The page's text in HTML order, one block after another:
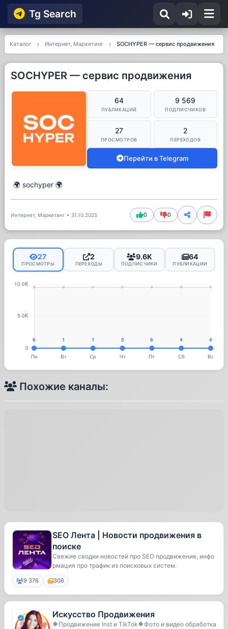
Tg Searсh
Каталог Интернет, Маркетинг SOCHYPER — сервис продвижения
SOCHYPER — сервис продвижения
64
ПУБЛИКАЦИЙ
9 569
ПОДПИСЧИКОВ
27
ПРОСМОТРОВ
2
ПЕРЕХОДОВ
Перейти в Telegram
🌍 sochyper 🌍
Интернет, Маркетинг • 31.10.2025 0 0
27
ПРОСМОТРЫ
2
ПЕРЕХОДЫ
9.6K
ПОДПИСЧИКИ
64
ПУБЛИКАЦИИ
Похожие каналы:
SEO Лента | Новости продвижения в
поиске
Свежие сводки новостей про SEO продвижение, инфо
рмация про трафик из поисковых систем.
9 376 306
Искусство Продвижения
🔶Продвижение Inst и TikTok🔶Фото и видео обработка